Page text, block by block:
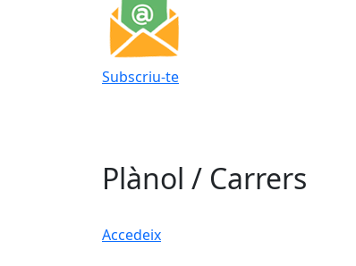
Subscriu-te
Plànol / Carrers
Accedeix